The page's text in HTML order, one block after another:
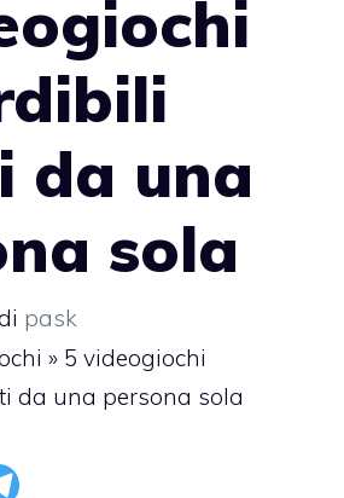
da una
sola
pask
» 5 videogiochi
da una persona sola